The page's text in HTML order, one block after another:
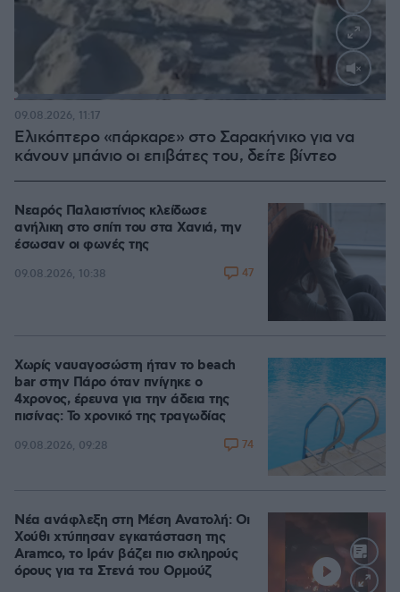
Loaded
Ελικόπτερο «πάρκαρε» στο Σαρακήνικο για να
κάνουν μπάνιο οι επιβάτες του, δείτε βίντεο
09.08.2026, 11:17
Νεαρός Παλαιστίνιος κλείδωσε
ανήλικη στο σπίτι του στα Χανιά, την
έσωσαν οι φωνές της
09.08.2026, 10:38 47
Χωρίς ναυαγοσώστη ήταν το beach
bar στην Πάρο όταν πνίγηκε ο
4χρονος, έρευνα για την άδεια της
πισίνας: Το χρονικό της τραγωδίας
09.08.2026, 09:28 74
Νέα ανάφλεξη στη Μέση Ανατολή: Οι
Χούθι χτύπησαν εγκατάσταση της
Aramco, το Ιράν βάζει πιο σκληρούς
όρους για τα Στενά του Ορμούζ